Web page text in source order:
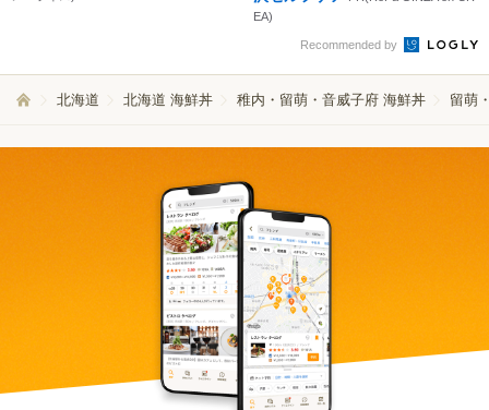
EA)
Recommended by
北海道 北海道 海鮮丼 稚内・留萌・音威子府 海鮮丼 留萌